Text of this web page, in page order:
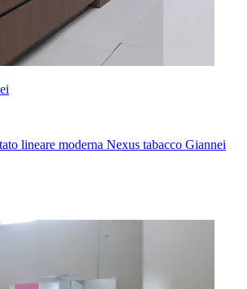
lineare moderna Nexus tabacco Giannei